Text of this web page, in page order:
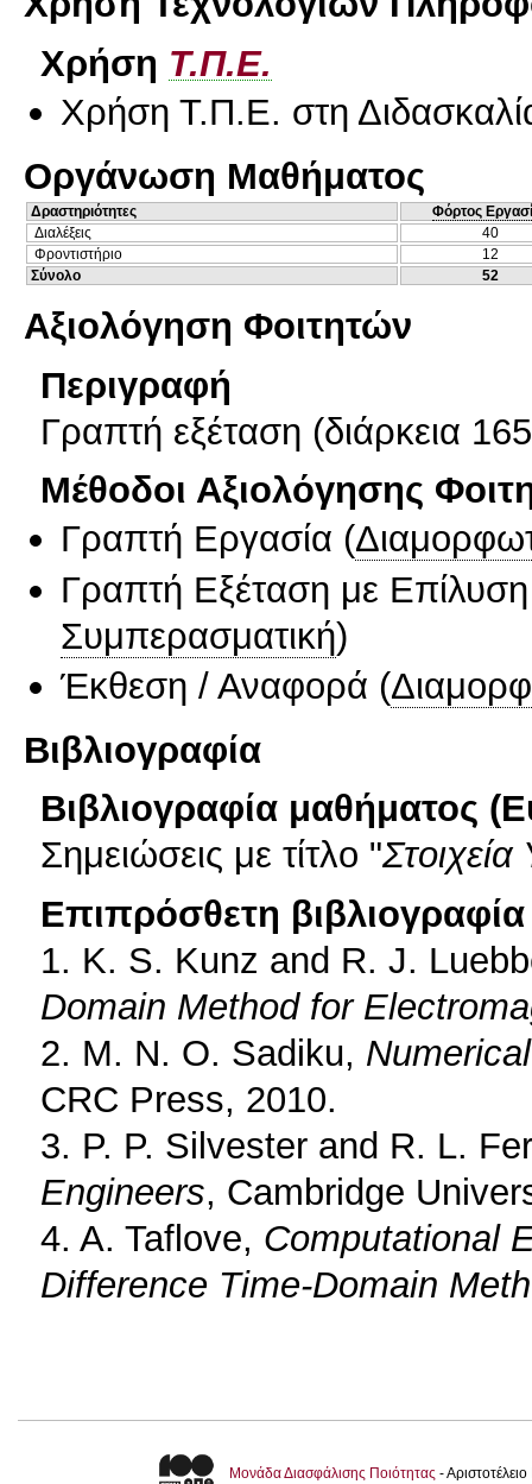
Χρήση Τ.Π.Ε.
Χρήση Τ.Π.Ε. στη
Οργάνωση Μαθήματος
Δραστηριότητες
Φόρτος
Διαλέξεις
40
Φροντιστήριο
12
Σύνολο
52
Αξιολόγηση Φοιτητών
Περιγραφή
Γραπτή εξέταση (διάρκεια
Μέθοδοι Αξιολόγησης
Γραπτή Εργασία (
Γραπτή Εξέταση με
Συμπερασματική)
Έκθεση / Αναφορά (
Βιβλιογραφία
Βιβλιογραφία μαθήματος
Σημειώσεις με τίτλο "
Επιπρόσθετη βιβλιογραφία
1. K. S. Kunz and R. J.
Domain Method for
2. M. N. O. Sadiku,
CRC Press, 2010.
3. P. P. Silvester and R. L.
Engineers, Cambridge
4. A. Taflove, Computational
Difference Time-Domain
Μονάδα Διασφάλισης Ποιότητας -